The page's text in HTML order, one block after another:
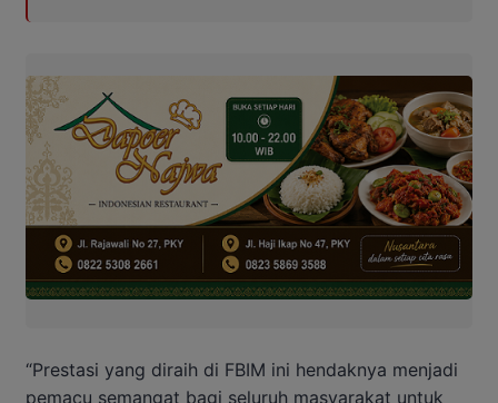
“Prestasi yang diraih di FBIM ini hendaknya menjadi
pemacu semangat bagi seluruh masyarakat untuk